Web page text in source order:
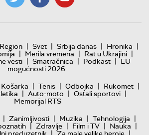
Region | Svet | Srbija danas | Hronika |
| Merila vremena | Rat u Ukrajini |
vesti | Smatračnica | Podkast | EU
mogućnosti 2026
Košarka | Tenis | Odbojka | Rukomet |
| Auto-moto | Ostali sportovi |
Memorijal RTS
| Zanimljivosti | Muzika | Tehnologija |
| Zdravlje | Film i TV | Nauka |